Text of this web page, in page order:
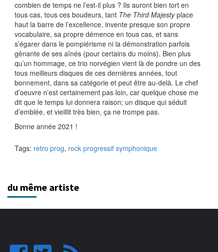
combien de temps ne l’est-il plus ? Ils auront bien tort en
tous cas, tous ces boudeurs, tant The Third Majestyplace
haut la barre de l’excellence, invente presque son propre
vocabulaire, sa propre démence en tous cas, et sans
s’égarer dans le pompiérisme ni la démonstration parfois
gênante de ses aînés (pour certains du moins). Bien plus
qu’un hommage, ce trio norvégien vient là de pondre un des
tous meilleurs disques de ces dernières années, tout
bonnement, dans sa catégorie et peut être au-delà. Le chef
d’oeuvre n’est certainement pas loin, car quelque chose me
dit que le temps lui donnera raison; un disque qui séduit
d’emblée, et vieillit très bien, ça ne trompe pas.
Bonne année 2021 !
Tags: retro prog, rock progressif symphonique
du même artiste